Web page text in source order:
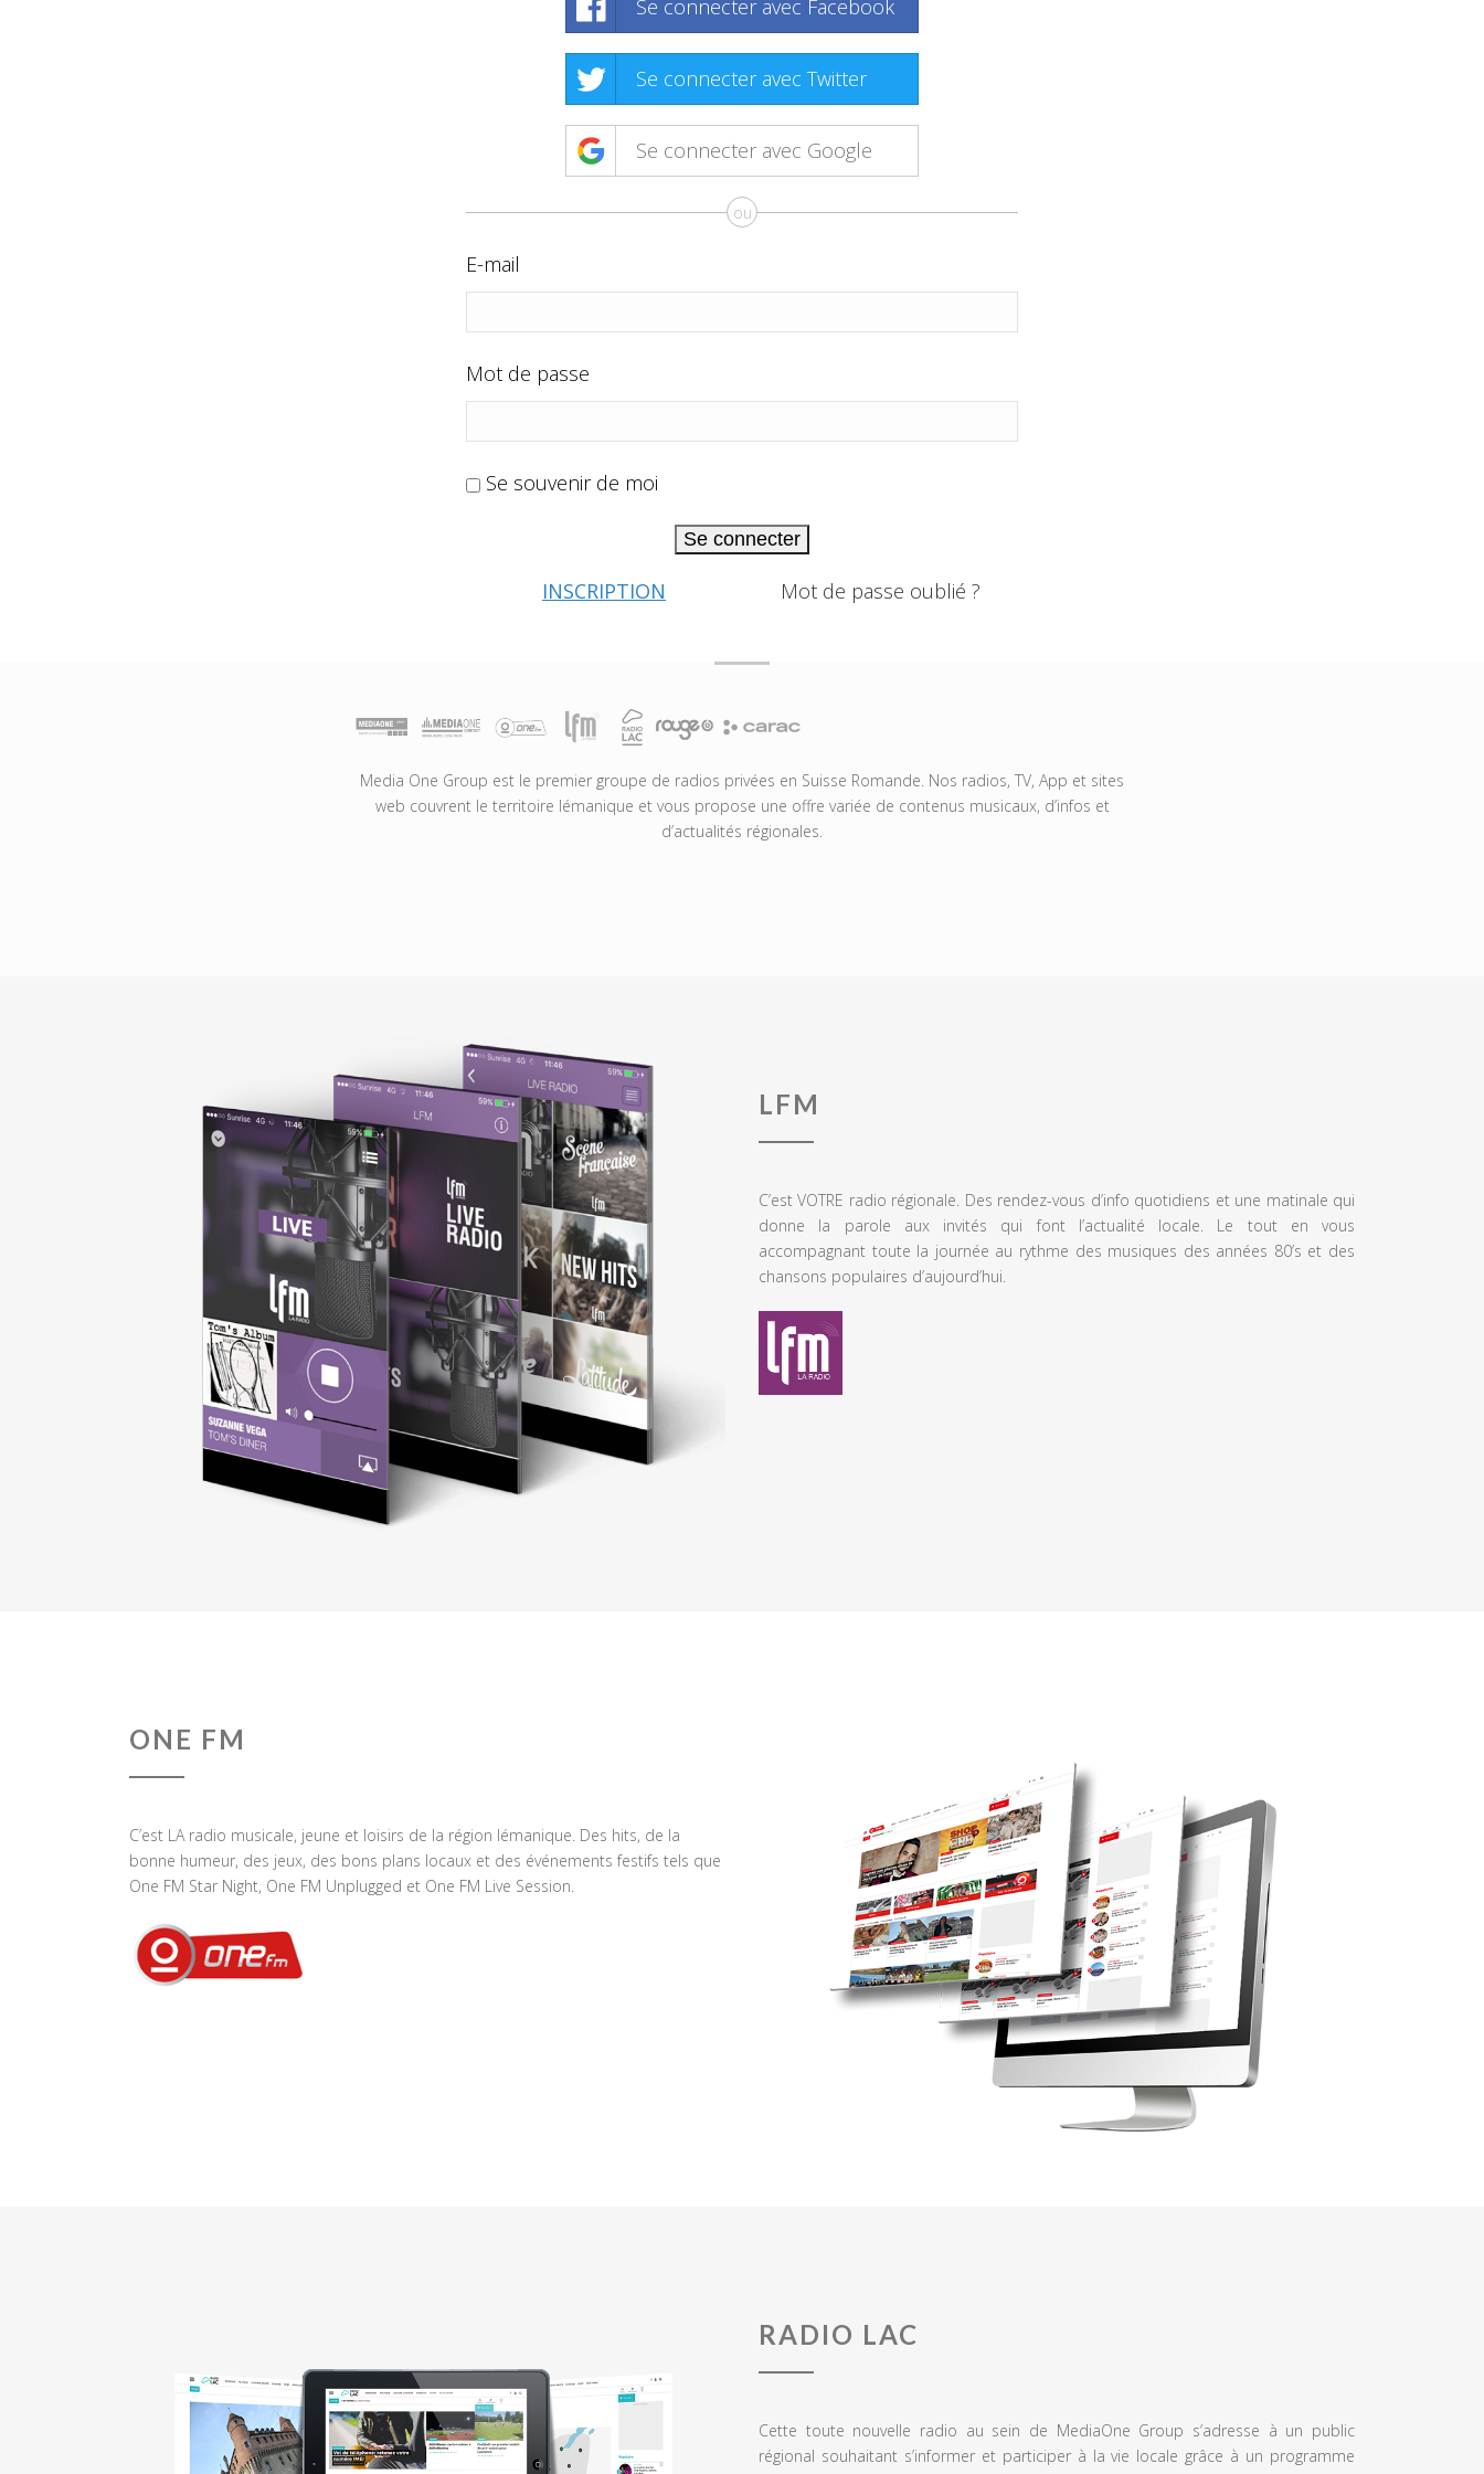
Se connecter avec Facebook
Se connecter avec Twitter
Se connecter avec Google
ou
E-mail
Mot de passe
Se souvenir de moi
Se connecter
INSCRIPTION Mot de passe oublié ?
Media One Group est le premier groupe de radios privées en Suisse Romande. Nos radios, TV, App et sites
web couvrent le territoire lémanique et vous propose une offre variée de contenus musicaux, d’infos et
d’actualités régionales.
LFM
C’est VOTRE radio régionale. Des rendez-vous d’info quotidiens et une matinale qui
donne la parole aux invités qui font l’actualité locale. Le tout en vous
accompagnant toute la journée au rythme des musiques des années 80’s et des
chansons populaires d’aujourd’hui.
ONE FM
C’est LA radio musicale, jeune et loisirs de la région lémanique. Des hits, de la
bonne humeur, des jeux, des bons plans locaux et des événements festifs tels que
One FM Star Night, One FM Unplugged et One FM Live Session.
RADIO LAC
Cette toute nouvelle radio au sein de MediaOne Group s’adresse à un public
régional souhaitant s’informer et participer à la vie locale grâce à un programme